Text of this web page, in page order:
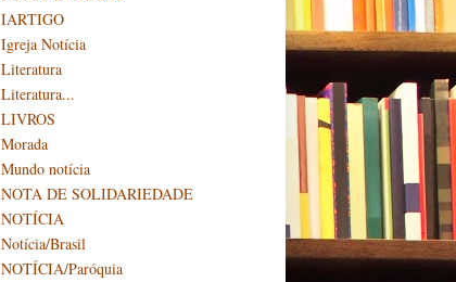
IARTIGO
Igreja Notícia
Literatura
Literatura...
LIVROS
Morada
Mundo notícia
NOTA DE SOLIDARIEDADE
NOTÍCIA
Notícia/Brasil
NOTÍCIA/Paróquia